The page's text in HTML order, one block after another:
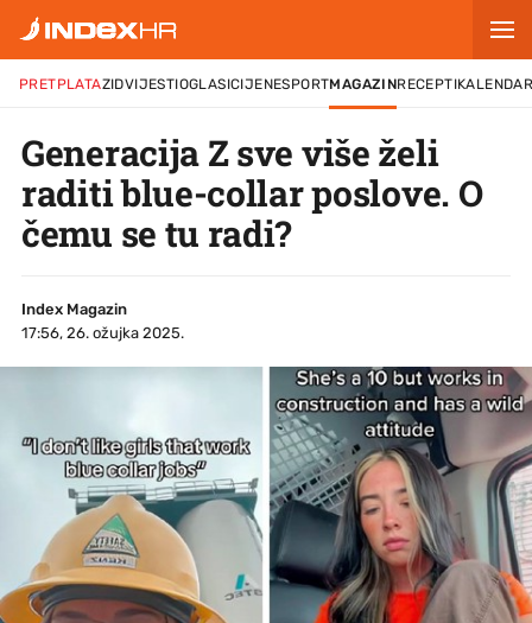
PRETPLATAZIDVIJESTIOGLASICIJENESPORTMAGAZINRECEPTI
Generacija Z sve više želi
raditi blue-collar poslove. O
čemu se tu radi?
Index Magazin
17:56, 26. ožujka 2025.